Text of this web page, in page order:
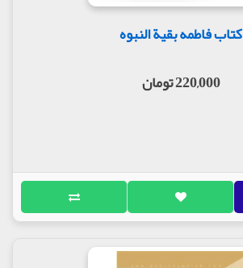
کتاب فاطمه بقیة النبوه
220,000 تومان